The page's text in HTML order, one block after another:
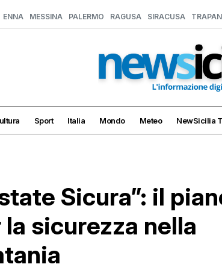
ENNA MESSINA PALERMO RAGUSA SIRACUSA
Sport Italia Mondo Meteo NewSicilia
Sicura”: il
sicurezza nella